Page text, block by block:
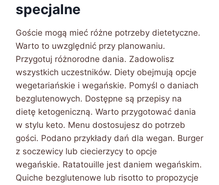
specjalne
Goście mogą mieć różne potrzeby dietetyczne.
Warto to uwzględnić przy planowaniu.
Przygotuj różnorodne dania. Zadowolisz
wszystkich uczestników. Diety obejmują opcje
wegetariańskie i wegańskie. Pomyśl o daniach
bezglutenowych. Dostępne są przepisy na
dietę ketogeniczną. Warto przygotować dania
w stylu keto. Menu dostosujesz do potrzeb
gości. Podano przykłady dań dla wegan. Burger
z soczewicy lub ciecierzycy to opcje
wegańskie. Ratatouille jest daniem wegańskim.
Quiche bezglutenowe lub risotto to propozycje